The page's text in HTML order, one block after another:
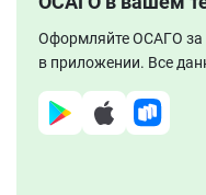
Оформляйте ОСАГО за
в приложении. Все